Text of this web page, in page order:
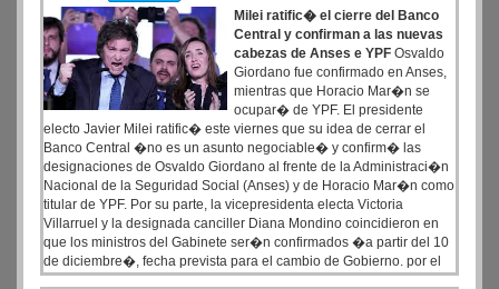
Milei ratific� el cierre del Banco
Central y confirman a las nuevas
cabezas de Anses e YPF Osvaldo
Giordano fue confirmado en Anses,
mientras que Horacio Mar�n se
ocupar� de YPF. El presidente
electo Javier Milei ratific� este viernes que su idea de cerrar el
Banco Central �no es un asunto negociable� y confirm� las
designaciones de Osvaldo Giordano al frente de la Administraci�n
Nacional de la Seguridad Social (Anses) y de Horacio Mar�n como
titular de YPF. Por su parte, la vicepresidenta electa Victoria
Villarruel y la designada canciller Diana Mondino coincidieron en
que los ministros del Gabinete ser�n confirmados �a partir del 10
de diciembre�, fecha prevista para el cambio de Gobierno. por el
propio Milei.